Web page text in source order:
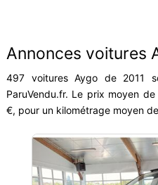
Annonces voitures
497 voitures Aygo de 2011
ParuVendu.fr. Le prix moyen
€, pour un kilométrage moyen